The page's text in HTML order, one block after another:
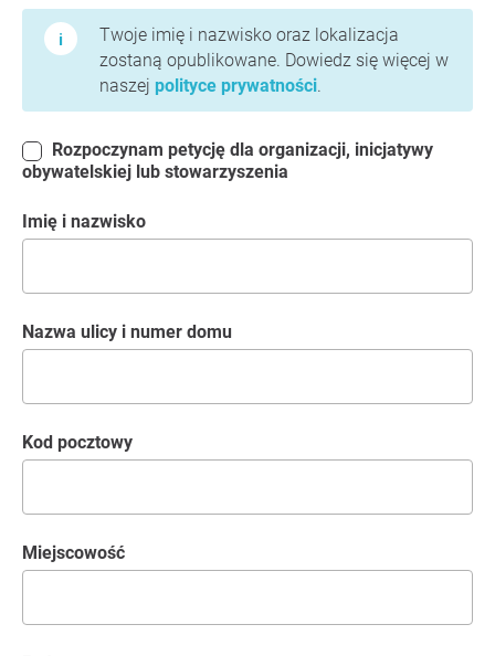
Twoje imię i nazwisko oraz lokalizacja
zostaną opublikowane. Dowiedz się więcej w
naszej polityce prywatności.
obywatelskiej lub stowarzyszenia
Imię i nazwisko
Nazwa ulicy i numer domu
kod pocztowy
Miejscowość